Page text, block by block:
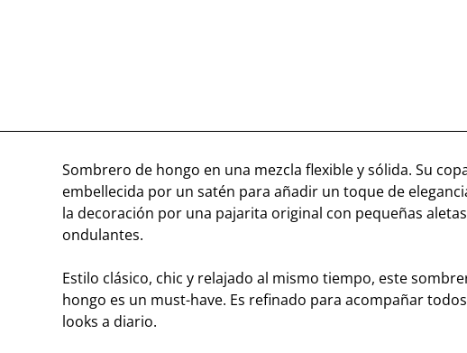
Sombrero de hongo en una mezcla flexible y sólida. Su
embellecida por un satén para añadir un toque de
la decoración por una pajarita original con pequeñas
ondulantes.
Estilo clásico, chic y relajado al mismo tiempo, este
hongo es un must-have. Es refinado para acompañar
looks a diario.